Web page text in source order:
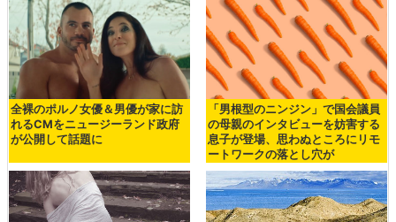
全裸のポルノ女優＆男優が家に訪
れるCMをニュージーランド政府
が公開して話題に
「男根型のニンジン」で国会議員
の母親のインタビューを妨害する
息子が登場、思わぬところにリモ
ートワークの落とし穴が